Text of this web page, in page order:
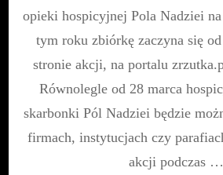
opieki hospicyjnej Pola Nadziei
tym roku zbiórkę zaczyna się
stronie akcji, na portalu
Równolegle od 28 marca
skarbonki Pól Nadziei będzie
firmach, instytucjach czy
akcji podczas …